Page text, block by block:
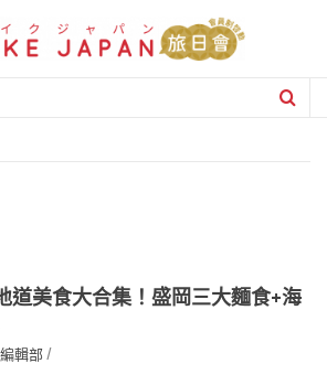
道美食大合集！盛岡三大麵食+海
編輯部/